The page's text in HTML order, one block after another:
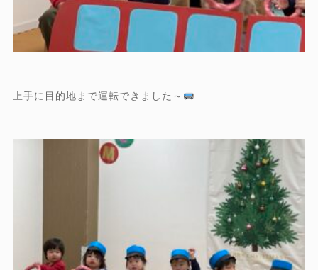
上手に目的地まで運転できました～